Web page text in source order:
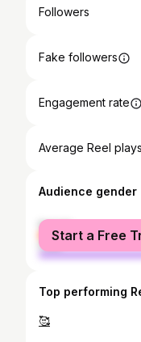
Followers
Fake followers
Engagement rate
Average Reel plays
Audience gender
female
male
Start a Free
Top performing
🥰